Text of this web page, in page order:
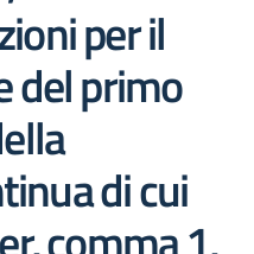
per il
del primo
di cui